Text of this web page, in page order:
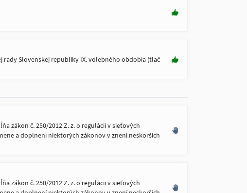
Slovenskej republiky IX. volebného obdobia (tlač
zákon č. 250/2012 Z. z. o regulácii v sieťových
a doplnení niektorých zákonov v znení neskorších
zákon č. 250/2012 Z. z. o regulácii v sieťových